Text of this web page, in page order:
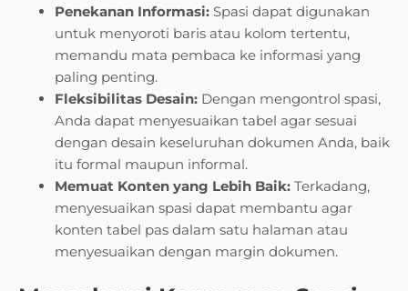
Penekanan Informasi: Spasi dapat digunakan
untuk menyoroti baris atau kolom tertentu,
memandu mata pembaca ke informasi yang
paling penting.
Fleksibilitas Desain: Dengan mengontrol spasi,
Anda dapat menyesuaikan tabel agar sesuai
dengan desain keseluruhan dokumen Anda, baik
itu formal maupun informal.
Memuat Konten yang Lebih Baik: Terkadang,
menyesuaikan spasi dapat membantu agar
konten tabel pas dalam satu halaman atau
menyesuaikan dengan margin dokumen.